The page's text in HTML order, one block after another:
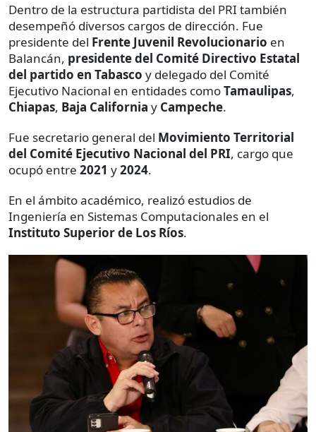
Dentro de la estructura partidista del PRI también
desempeñó diversos cargos de dirección. Fue
presidente del Frente Juvenil Revolucionario en
Balancán, presidente del Comité Directivo Estatal
del partido en Tabasco y delegado del Comité
Ejecutivo Nacional en entidades comoTamaulipas,
Chiapas, Baja California y Campeche.
Fue secretario general del Movimiento Territorial
del Comité Ejecutivo Nacional del PRI, cargo que
ocupó entre 2021 y2024.
En el ámbito académico, realizó estudios de
Ingeniería en Sistemas Computacionales en el
Instituto Superior de Los Ríos.